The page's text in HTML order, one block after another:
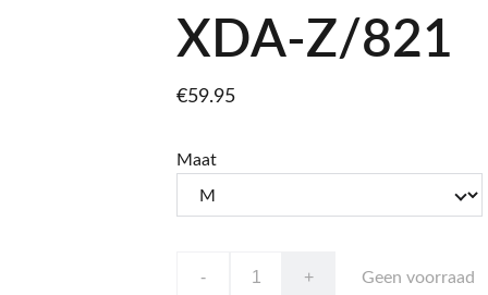
XDA-Z/821
€59.95
Maat
- + Geen voorraad